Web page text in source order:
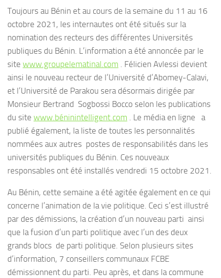
Toujours au Bénin et au cours de la semaine du 11 au 16
octobre 2021, les internautes ont été situés sur la
nomination des recteurs des différentes Universités
publiques du Bénin. L’information a été annoncée par le
site www.groupelematinal.com . Félicien Avlessi devient
ainsi le nouveau recteur de l’Université d’Abomey-Calavi,
et l’Université de Parakou sera désormais dirigée par
Monsieur Bertrand Sogbossi Bocco selon les publications
du site www.béninintelligent.com . Le média en ligne a
publié également, la liste de toutes les personnalités
nommées aux autres postes de responsabilités dans les
universités publiques du Bénin. Ces nouveaux
responsables ont été installés vendredi 15 octobre 2021.
Au Bénin, cette semaine a été agitée également en ce qui
concerne l’animation de la vie politique. Ceci s’est illustré
par des démissions, la création d’un nouveau parti ainsi
que la fusion d’un parti politique avec l’un des deux
grands blocs de parti politique. Selon plusieurs sites
d’information, 7 conseillers communaux FCBE
démissionnent du parti. Peu après, et dans la commune